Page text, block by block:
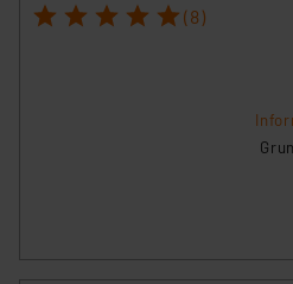
1 2 3 4 5 (8)